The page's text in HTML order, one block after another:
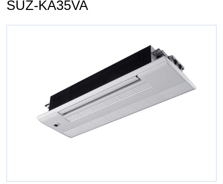
SUZ-KA35VA